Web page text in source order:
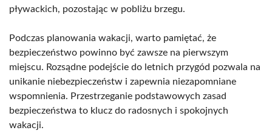
pływackich, pozostając w pobliżu brzegu.
Podczas planowania wakacji, warto pamiętać, że
bezpieczeństwo powinno być zawsze na pierwszym
miejscu. Rozsądne podejście do letnich przygód pozwala na
unikanie niebezpieczeństw i zapewnia niezapomniane
wspomnienia. Przestrzeganie podstawowych zasad
bezpieczeństwa to klucz do radosnych i spokojnych
wakacji.